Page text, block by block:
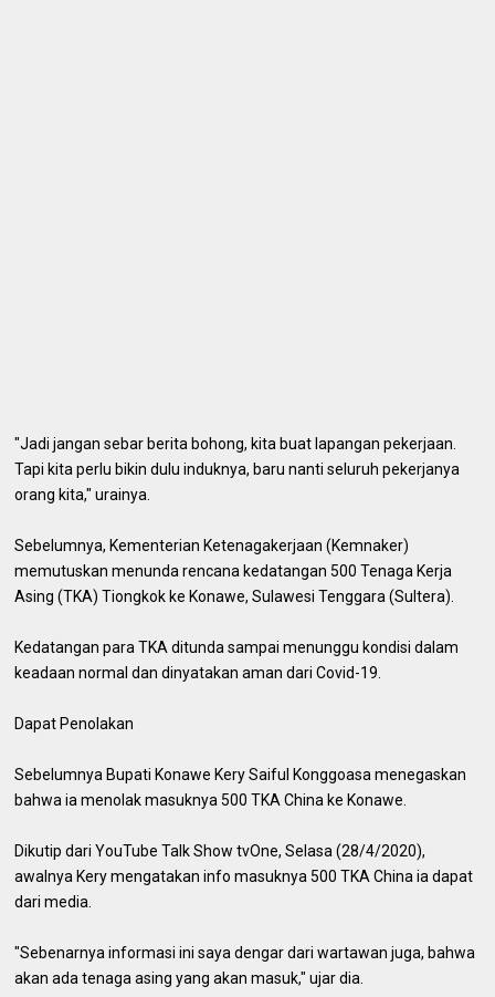
"Jadi jangan sebar berita bohong, kita buat lapangan pekerjaan.
Tapi kita perlu bikin dulu induknya, baru nanti seluruh pekerjanya
orang kita," urainya.
Sebelumnya, Kementerian Ketenagakerjaan (Kemnaker)
memutuskan menunda rencana kedatangan 500 Tenaga Kerja
Asing (TKA) Tiongkok ke Konawe, Sulawesi Tenggara (Sultera).
Kedatangan para TKA ditunda sampai menunggu kondisi dalam
keadaan normal dan dinyatakan aman dari Covid-19.
Dapat Penolakan
Sebelumnya Bupati Konawe Kery Saiful Konggoasa menegaskan
bahwa ia menolak masuknya 500 TKA China ke Konawe.
Dikutip dari YouTube Talk Show tvOne, Selasa (28/4/2020),
awalnya Kery mengatakan info masuknya 500 TKA China ia dapat
dari media.
"Sebenarnya informasi ini saya dengar dari wartawan juga, bahwa
akan ada tenaga asing yang akan masuk," ujar dia.